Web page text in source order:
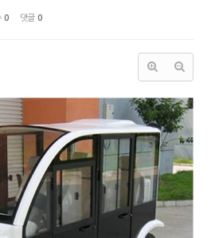
0 댓글 0